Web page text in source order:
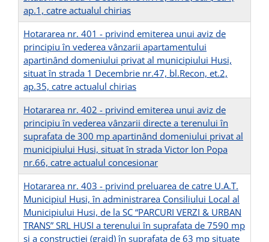
ap.1, catre actualul chirias
Hotararea nr. 401 - privind emiterea unui aviz de
principiu în vederea vânzarii apartamentului
apartinând domeniului privat al municipiului Husi,
situat în strada 1 Decembrie nr.47, bl.Recon, et.2,
ap.35, catre actualul chirias
Hotararea nr. 402 - privind emiterea unui aviz de
principiu în vederea vânzarii directe a terenului în
suprafata de 300 mp apartinând domeniului privat al
municipiului Husi, situat în strada Victor Ion Popa
nr.66, catre actualul concesionar
Hotararea nr. 403 - privind preluarea de catre U.A.T.
Municipiul Husi, în administrarea Consiliului Local al
Municipiului Husi, de la SC “PARCURI VERZI & URBAN
TRANS” SRL HUSI a terenului în suprafata de 7590 mp
si a constructiei (grajd) în suprafata de 63 mp situate